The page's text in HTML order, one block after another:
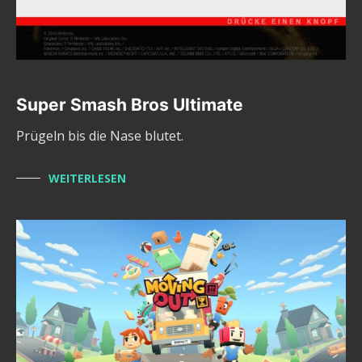
Super Smash Bros Ultimate
Prügeln bis die Nase blutet.
WEITERLESEN